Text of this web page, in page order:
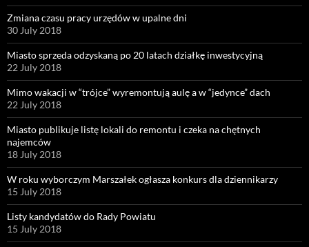
Zmiana czasu pracy urzędów w upalne dni
30 July 2018
Miasto sprzeda odzyskaną po 20 latach działkę inwestycyjną
22 July 2018
Mimo wakacji w “trójce” wyremontują aulę a w “jedynce” dach
22 July 2018
Miasto publikuje listę lokali do remontu i czeka na chętnych
najemców
18 July 2018
W roku wyborczym Marszałek ogłasza konkurs dla dziennikarzy
15 July 2018
Listy kandydatów do Rady Powiatu
15 July 2018